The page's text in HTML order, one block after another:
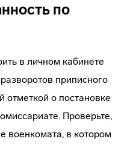
по
в личном кабинете
приписного
отметкой о постановке
Проверьте,
военкомата, в котором